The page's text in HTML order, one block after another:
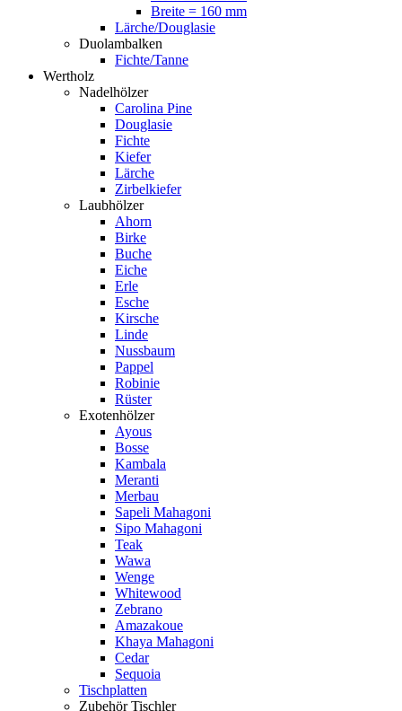
Breite = 160 mm
Lärche/Douglasie
Duolambalken
Fichte/Tanne
Wertholz
Nadelhölzer
Carolina Pine
Douglasie
Fichte
Kiefer
Lärche
Zirbelkiefer
Laubhölzer
Ahorn
Birke
Buche
Eiche
Erle
Esche
Kirsche
Linde
Nussbaum
Pappel
Robinie
Rüster
Exotenhölzer
Ayous
Bosse
Kambala
Meranti
Merbau
Sapeli Mahagoni
Sipo Mahagoni
Teak
Wawa
Wenge
Whitewood
Zebrano
Amazakoue
Khaya Mahagoni
Cedar
Sequoia
Tischplatten
Zubehör Tischler